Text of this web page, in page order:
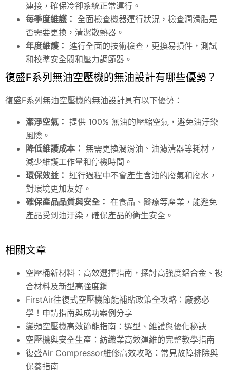
連接，確保冷卻系統正常運行。
每季度維護： 全面檢查機器運行狀況，檢查潤滑脂是
否需要更換，清潔散熱器。
年度維護： 進行全面的技術檢查，更換易損件，測試
和校準安全閥和壓力調節器。
復盛F系列無油空壓機的無油設計有哪些優勢？
復盛F系列無油空壓機的無油設計具有以下優勢：
潔淨空氣： 提供 100% 無油的壓縮空氣，避免油汙染
風險。
降低維護成本： 無需更換潤滑油、油濾清器等耗材，
減少維護工作量和停機時間。
環保效益： 運行過程中不會產生含油的廢氣和廢水，
對環境更加友好。
確保產品品質與安全： 在食品、醫療等產業，能避免
產品受到油汙染，確保產品的衛生安全。
相關文章
空壓桶新材料：高效選擇指南，探討高強度鋁合金、複
合材料及新型高強度鋼
FirstAir往復式空壓機節能補貼政策全攻略：廠務必
學！申請指南與成功案例分享
變頻空壓機高效節能指南：選型、維護與優化秘訣
空壓機與安全生產：紡織業高效運維的完整教學指南
復盛Air Compressor維修高效攻略：常見故障排除與
保養指南